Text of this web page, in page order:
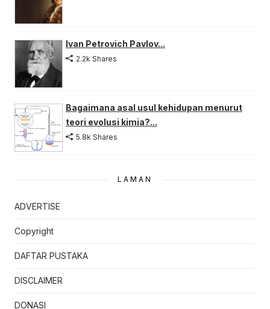
Ivan Petrovich Pavlov...
2.2k Shares
Bagaimana asal usul kehidupan menurut
teori evolusi kimia?...
5.8k Shares
LAMAN
ADVERTISE
Copyright
DAFTAR PUSTAKA
DISCLAIMER
DONASI